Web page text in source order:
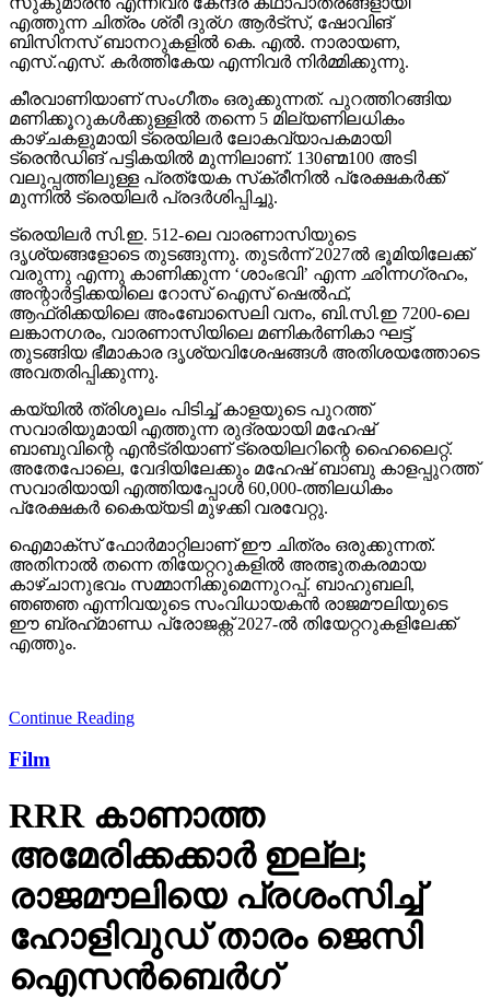
എത്തുന്ന ചിത്രം ശ്രീ ദുര്ഗ ആര്‍ട്‌സ്, ഷോവിങ്
ബിസിനസ് ബാനറുകളില്‍ കെ. എല്‍. നാരായണ,
എസ്.എസ്. കര്‍ത്തികേയ എന്നിവര്‍ നിര്‍മ്മിക്കുന്നു.
കീരവാണിയാണ് സംഗീതം ഒരുക്കുന്നത്. പുറത്തിറങ്ങിയ
മണിക്കൂറുകള്‍ക്കുള്ളില്‍ തന്നെ 5 മില്യണിലധികം
കാഴ്ചകളുമായി ട്രെയിലര്‍ ലോകവ്യാപകമായി
ട്രെന്‍ഡിങ് പട്ടികയില്‍ മുന്നിലാണ്. 130ണ്മ100 അടി
വലുപ്പത്തിലുള്ള പ്രത്യേക സ്‌ക്രീനില്‍ പ്രേക്ഷകര്‍ക്ക്
മുന്നില്‍ ട്രെയിലര്‍ പ്രദര്‍ശിപ്പിച്ചു.
ട്രെയിലര്‍ സി.ഇ. 512-ലെ വാരണാസിയുടെ
ദൃശ്യങ്ങളോടെ തുടങ്ങുന്നു. തുടര്‍ന്ന് 2027ല്‍ ഭൂമിയിലേക്ക്
വരുന്നു എന്നു കാണിക്കുന്ന ‘ശാംഭവി’ എന്ന ഛിന്നഗ്രഹം,
അന്റാര്‍ട്ടിക്കയിലെ റോസ് ഐസ് ഷെല്‍ഫ്,
ആഫ്രിക്കയിലെ അംബോസെലി വനം, ബി.സി.ഇ 7200-ലെ
ലങ്കാനഗരം, വാരണാസിയിലെ മണികര്‍ണികാ ഘട്ട്
തുടങ്ങിയ ഭീമാകാര ദൃശ്യവിശേഷങ്ങള്‍ അതിശയത്തോടെ
അവതരിപ്പിക്കുന്നു.
കയ്യില്‍ ത്രിശൂലം പിടിച്ച് കാളയുടെ പുറത്ത്
സവാരിയുമായി എത്തുന്ന രുദ്രയായി മഹേഷ്
ബാബുവിന്റെ എന്‍ട്രിയാണ് ട്രെയിലറിന്റെ ഹൈലൈറ്റ്.
അതേപോലെ, വേദിയിലേക്കും മഹേഷ് ബാബു കാളപ്പുറത്ത്
സവാരിയായി എത്തിയപ്പോള്‍ 60,000-ത്തിലധികം
പ്രേക്ഷകര്‍ കൈയ്യടി മുഴക്കി വരവേറ്റു.
ഐമാക്‌സ് ഫോര്‍മാറ്റിലാണ് ഈ ചിത്രം ഒരുക്കുന്നത്.
അതിനാല്‍ തന്നെ തിയേറ്ററുകളില്‍ അത്ഭുതകരമായ
കാഴ്ചാനുഭവം സമ്മാനിക്കുമെന്നുറപ്പ്. ബാഹുബലി,
ഞഞഞ എന്നിവയുടെ സംവിധായകന്‍ രാജമൗലിയുടെ
ഈ ബ്രഹ്‌മാണ്ഡ പ്രോജക്റ്റ് 2027-ല്‍ തിയേറ്ററുകളിലേക്ക്
എത്തും.
Continue Reading
Film
RRR കാണാത്ത
അമേരിക്കക്കാര്‍ ഇല്ല;
രാജമൗലിയെ പ്രശംസിച്ച്
ഹോളിവുഡ് താരം ജെസി
ഐസന്‍ബെര്‍ഗ്